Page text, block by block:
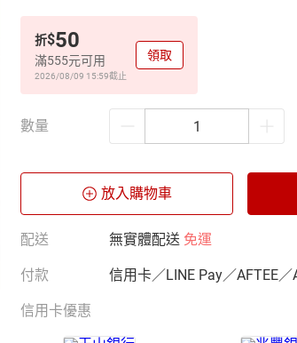
折$50
滿555元可用
2026/08/09 15:59截止
領取
數量
放入購物車
配送 無實體配送 免運
付款 信用卡／LINE Pay／AFTEE／
信用卡優惠